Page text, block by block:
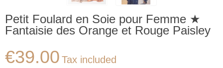
Petit Foulard en Soie pour Femme ★
Fantaisie des Orange et Rouge Paisley
€39.00 Tax included